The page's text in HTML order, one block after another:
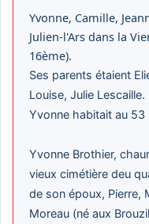
Yvonne, Camille,
Julien-l'Ars dans la
16ème).
Ses parents étaient
Louise, Julie Lescaille.
Yvonne habitait au 53
Yvonne Brothier,
vieux cimétière deu
de son époux, Pierre,
Moreau (né aux